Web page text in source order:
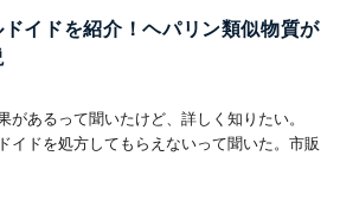
イドを紹介！ヘパリン類似物質が
があるって聞いたけど、詳しく知りたい。
イドを処方してもらえないって聞いた。市販